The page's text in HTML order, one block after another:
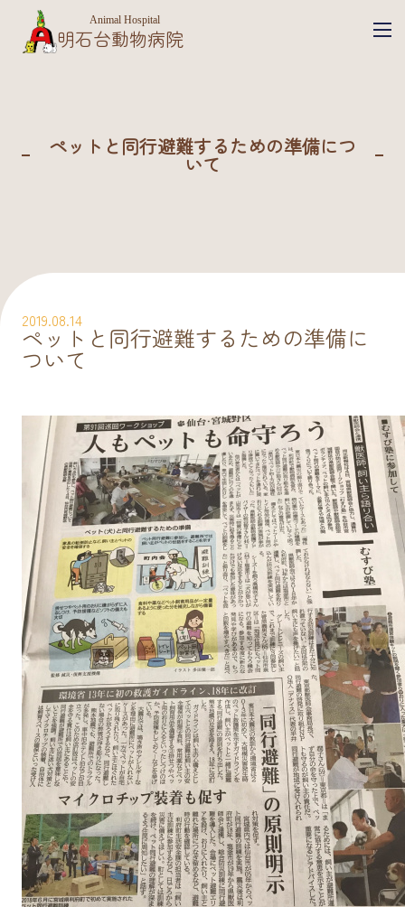
Animal Hospital
明石台動物病院
ペットと同行避難するための準備につ
いて
2019.08.14
ペットと同行避難するための準備に
ついて